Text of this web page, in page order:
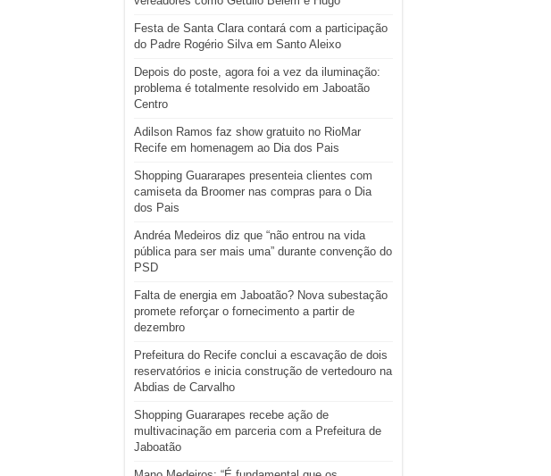
Festa de Santa Clara contará com a participação
do Padre Rogério Silva em Santo Aleixo
Depois do poste, agora foi a vez da iluminação:
problema é totalmente resolvido em Jaboatão
Centro
Adilson Ramos faz show gratuito no RioMar
Recife em homenagem ao Dia dos Pais
Shopping Guararapes presenteia clientes com
camiseta da Broomer nas compras para o Dia
dos Pais
Andréa Medeiros diz que “não entrou na vida
pública para ser mais uma” durante convenção do
PSD
Falta de energia em Jaboatão? Nova subestação
promete reforçar o fornecimento a partir de
dezembro
Prefeitura do Recife conclui a escavação de dois
reservatórios e inicia construção de vertedouro na
Abdias de Carvalho
Shopping Guararapes recebe ação de
multivacinação em parceria com a Prefeitura de
Jaboatão